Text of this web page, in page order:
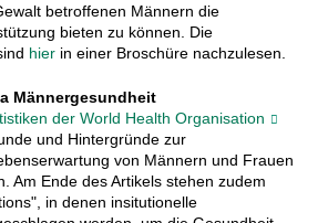
betroffenen Männern die
bieten zu können. Die
hierin einer Broschüre nachzulesen.
Männergesundheit
der World Health Organisation
und Hintergründe zur
von Männern und Frauen
Am Ende des Artikels stehen zudem
in denen insitutionelle